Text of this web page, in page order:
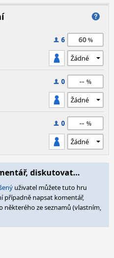
6 60
0 --
0 --
diskutovat…
uživatel můžete tuto hru
případně napsat komentář,
některého ze seznamů (vlastním,